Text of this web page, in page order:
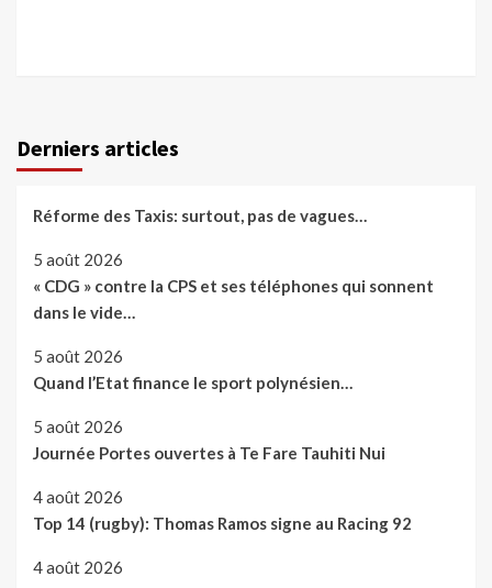
Derniers articles
Réforme des Taxis: surtout, pas de vagues…
5 août 2026
« CDG » contre la CPS et ses téléphones qui sonnent
dans le vide…
5 août 2026
Quand l’Etat finance le sport polynésien…
5 août 2026
Journée Portes ouvertes à Te Fare Tauhiti Nui
4 août 2026
Top 14 (rugby): Thomas Ramos signe au Racing 92
4 août 2026